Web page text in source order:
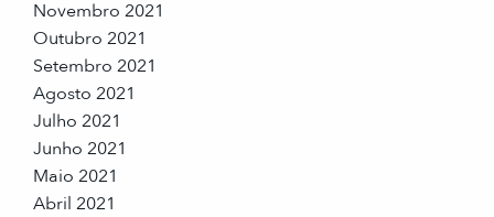
Novembro 2021
Outubro 2021
Setembro 2021
Agosto 2021
Julho 2021
Junho 2021
Maio 2021
Abril 2021